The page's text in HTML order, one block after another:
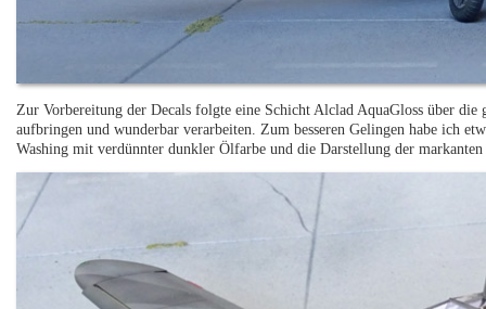
Zur Vorbereitung der Decals folgte eine Schicht Alclad AquaGloss über
aufbringen und wunderbar verarbeiten. Zum besseren Gelingen habe ich
Washing mit verdünnter dunkler Ölfarbe und die Darstellung der markanten